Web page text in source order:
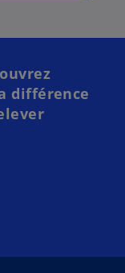
différence